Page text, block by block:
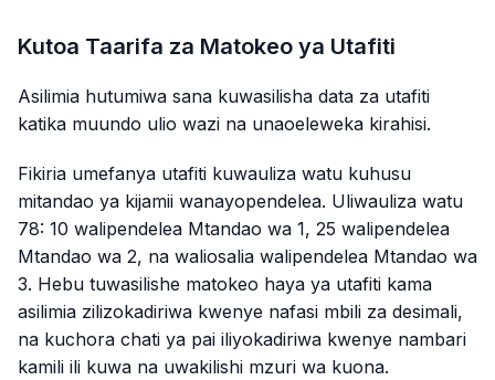
Kutoa Taarifa za Matokeo ya Utafiti
Asilimia hutumiwa sana kuwasilisha data za utafiti
katika muundo ulio wazi na unaoeleweka kirahisi.
Fikiria umefanya utafiti kuwauliza watu kuhusu
mitandao ya kijamii wanayopendelea. Uliwauliza watu
78: 10 walipendelea Mtandao wa 1, 25 walipendelea
Mtandao wa 2, na waliosalia walipendelea Mtandao wa
3. Hebu tuwasilishe matokeo haya ya utafiti kama
asilimia zilizokadiriwa kwenye nafasi mbili za desimali,
na kuchora chati ya pai iliyokadiriwa kwenye nambari
kamili ili kuwa na uwakilishi mzuri wa kuona.